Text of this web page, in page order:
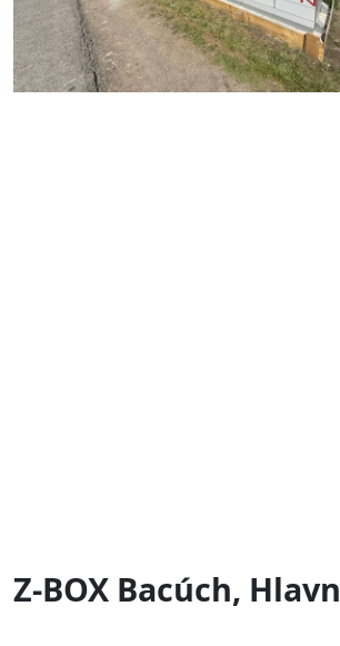
Z-BOX Bacúch,